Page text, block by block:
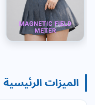
الميزات الرئيسية